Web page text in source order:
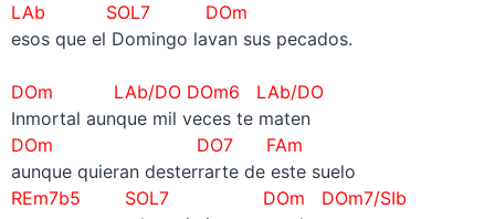
LAb SOL7 DOm
esos que el Domingo lavan sus pecados.
DOm LAb/DO DOm6 LAb/DO
Inmortal aunque mil veces te maten
DOm DO7 FAm
aunque quieran desterrarte de este suelo
REm7b5 SOL7 DOm DOm7/SIb